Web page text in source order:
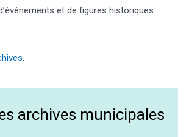
et de figures historiques
.
archives municipales